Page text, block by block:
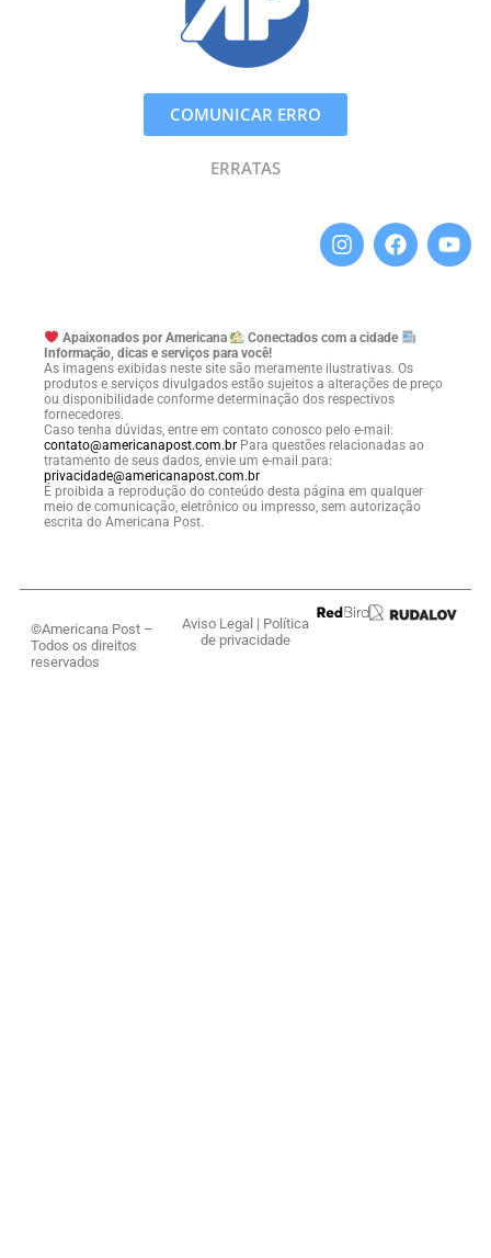
COMUNICAR ERRO
ERRATAS
Apaixonados por Americana
Conectados com a cidade
Informação, dicas e serviços para você!
As imagens exibidas neste site são meramente ilustrativas. Os
produtos e serviços divulgados estão sujeitos a alterações de preço
ou disponibilidade conforme determinação dos respectivos
fornecedores.
Caso tenha dúvidas, entre em contato conosco pelo e-mail:
contato@americanapost.com.br Para questões relacionadas ao
tratamento de seus dados, envie um e-mail para:
privacidade@americanapost.com.br
É proibida a reprodução do conteúdo desta página em qualquer
meio de comunicação, eletrônico ou impresso, sem autorização
escrita do Americana Post.
©Americana Post –
Todos os direitos
reservados
Aviso Legal | Política
de privacidade